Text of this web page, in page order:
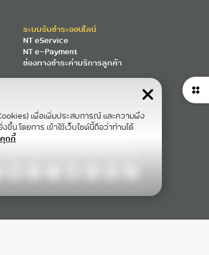
เพื่อเพิ่มประสบการณ์ และความพึง
น โดยการ เข้าใช้เว็บไซต์นี้ถือว่าท่านได้
กกี้
ระบบรับชำระออนไลน์
NT eService
NT e-Payment
ช่องทางชำระค่าบริการลูกค้า